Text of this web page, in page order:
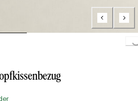
Loading...